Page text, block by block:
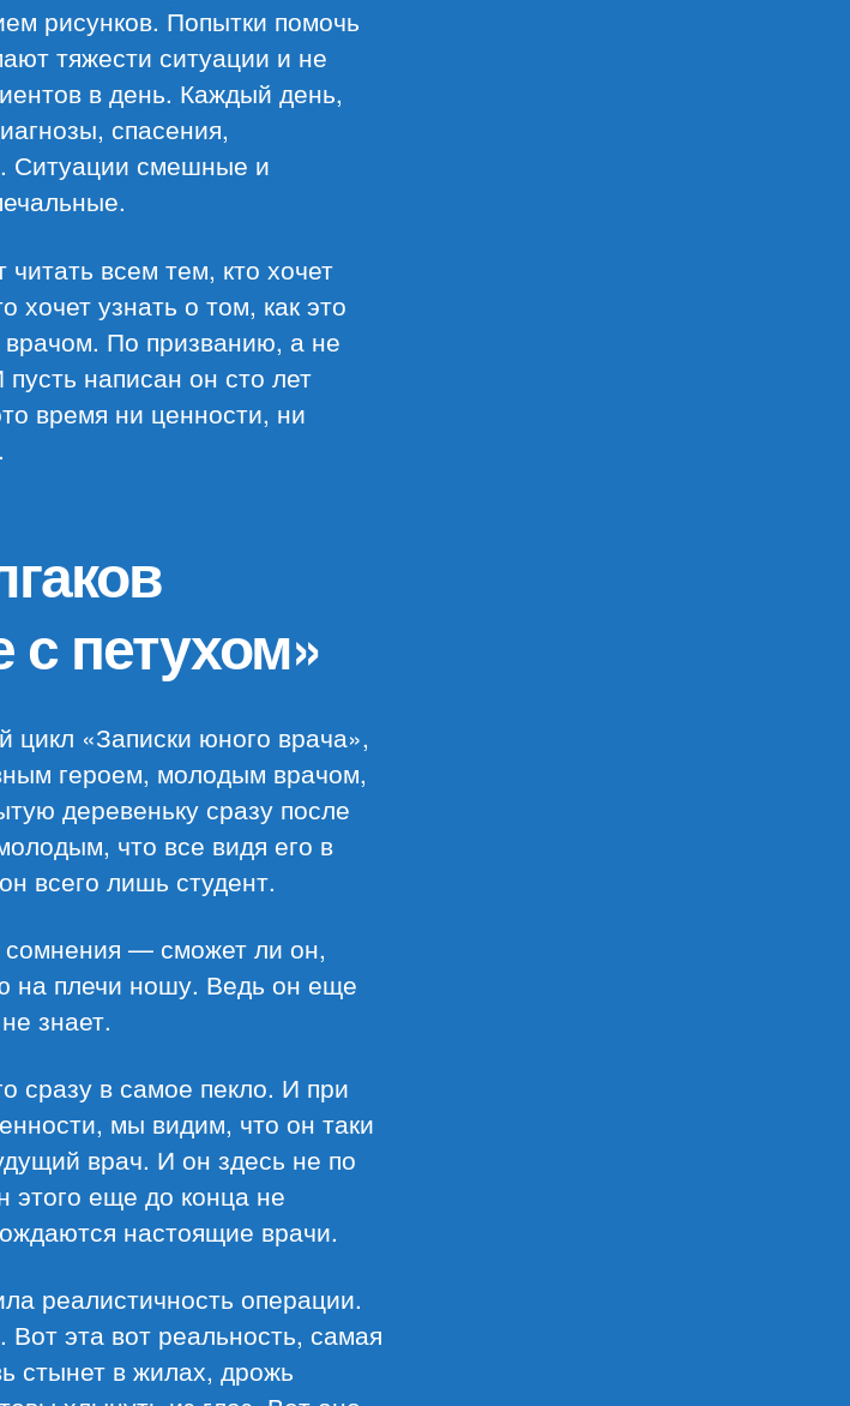
рисунков. Попытки помочь
тяжести ситуации и не
в день. Каждый день,
спасения,
Ситуации смешные и
всем тем, кто хочет
хочет узнать о том, как это
По призванию, а не
написан он сто лет
время ни ценности, ни
с петухом»
цикл «Записки юного врача»,
героем, молодым врачом,
деревеньку сразу после
что все видя его в
всего лишь студент.
сомнения — сможет ли он,
на плечи ношу. Ведь он еще
знает.
сразу в самое пекло. И при
мы видим, что он таки
врач. И он здесь не по
еще до конца не
настоящие врачи.
реалистичность операции.
эта вот реальность, самая
стынет в жилах, дрожь